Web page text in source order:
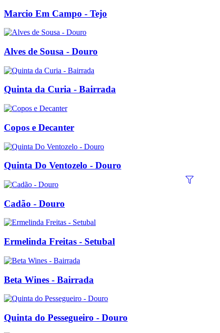
Marcio Em Campo - Tejo
Alves de Sousa - Douro
Quinta da Curia - Bairrada
Copos e Decanter
Quinta Do Ventozelo - Douro
Cadão - Douro
Ermelinda Freitas - Setubal
Beta Wines - Bairrada
Quinta do Pessegueiro - Douro